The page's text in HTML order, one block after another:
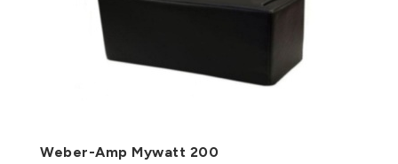
Weber-Amp Mywatt 200